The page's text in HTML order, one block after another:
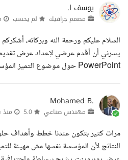
يوسف ا.
مصمم جرافيك لم يحسب
السلام عليكم ورحمة الله وبركاته،
يسرني أن أقدم عرضي لإعداد عرض
PowerPoint حول موضوع التميز المؤسسي، ي...
Mohamed B.
مهندس صناعي
مرات كتير بتكون عندنا خطط وأهداف
النتائج لأن المؤسسة نفسها مش مهيئة